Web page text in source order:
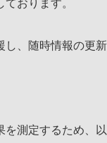
おります。
、随時情報の更新
測定するため、